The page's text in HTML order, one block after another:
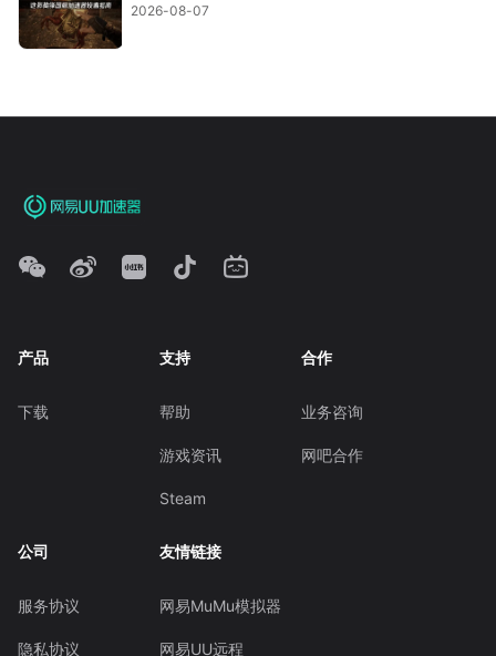
2026-08-07
产品
下载
支持
帮助
游戏资讯
Steam
合作
业务咨询
网吧合作
公司
服务协议
隐私协议
友情链接
网易MuMu模拟器
网易UU远程